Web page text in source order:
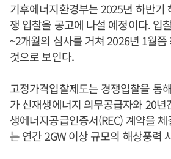
기후에너지환경부는 2025년 하반기
쟁 입찰을 공고에 나설 예정이다. 입
~2개월의 심사를 거쳐 2026년 1월
것으로 보인다.
고정가격입찰제도는 경쟁입찰을 통
가 신재생에너지 의무공급자와 20년
생에너지공급인증서(REC) 계약을
는 연간 2GW 이상 규모의 해상풍력